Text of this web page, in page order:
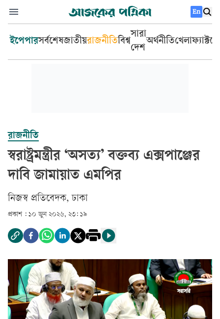
En
ইপেপারসর্বশেষজাতীয়রাজনীতিবিশ্ব
সারা
দেশ
অর্থনীতিখেলা
রাজনীতি
স্বরাষ্ট্রমন্ত্রীর ‘অসত্য’ বক্তব্য এক্সপাঞ্জের
দাবি জামায়াত এমপির
‎নিজস্ব প্রতিবেদক, ঢাকা‎
প্রকাশ : ১০ জুন ২০২৬, ২৩: ১৯